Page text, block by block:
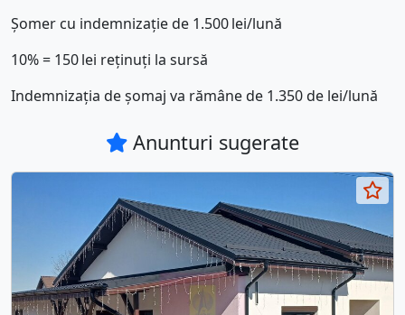
Șomer cu indemnizație de 1.500lei/lună
10% = 150lei reținuți la sursă
Indemnizația de șomaj va rămâne de 1.350 de lei/lună
Anunturi sugerate